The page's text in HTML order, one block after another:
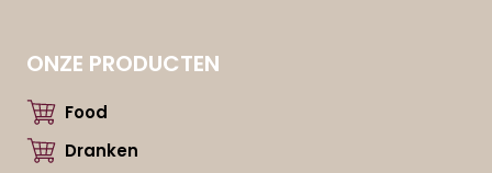
ONZE PRODUCTEN
Food
Dranken